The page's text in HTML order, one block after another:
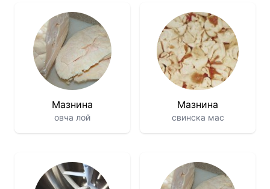
Мазнина
овча лой
Мазнина
свинска мас